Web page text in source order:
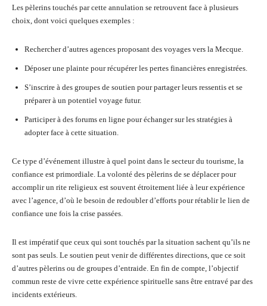
Les pèlerins touchés par cette annulation se retrouvent face à plusieurs
choix, dont voici quelques exemples :
Rechercher d’autres agences proposant des voyages vers la Mecque.
Déposer une plainte pour récupérer les pertes financières enregistrées.
S’inscrire à des groupes de soutien pour partager leurs ressentis et se
préparer à un potentiel voyage futur.
Participer à des forums en ligne pour échanger sur les stratégies à
adopter face à cette situation.
Ce type d’événement illustre à quel point dans le secteur du tourisme, la
confiance est primordiale. La volonté des pèlerins de se déplacer pour
accomplir un rite religieux est souvent étroitement liée à leur expérience
avec l’agence, d’où le besoin de redoubler d’efforts pour rétablir le lien de
confiance une fois la crise passées.
Il est impératif que ceux qui sont touchés par la situation sachent qu’ils ne
sont pas seuls. Le soutien peut venir de différentes directions, que ce soit
d’autres pèlerins ou de groupes d’entraide. En fin de compte, l’objectif
commun reste de vivre cette expérience spirituelle sans être entravé par des
incidents extérieurs.